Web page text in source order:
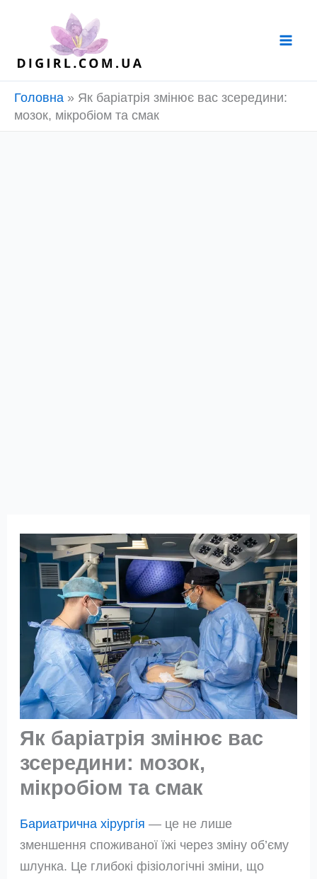
Головна » Як баріатрія змінює вас зсередини:
мозок, мікробіом та смак
Як баріатрія змінює вас
зсередини: мозок,
мікробіом та смак
Бариатрична хірургія — це не лише
зменшення споживаної їжі через зміну об’єму
шлунка. Це глибокі фізіологічні зміни, що